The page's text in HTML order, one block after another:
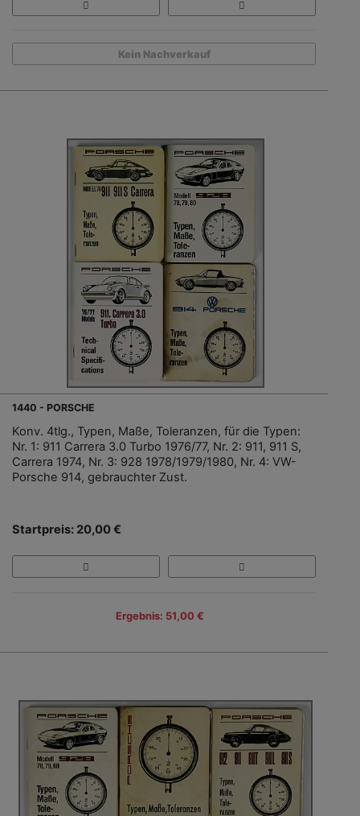
Kein Nachverkauf
1440 - PORSCHE
Konv. 4tlg., Typen, Maße, Toleranzen, für die Typen:
Nr. 1: 911 Carrera 3.0 Turbo 1976/77, Nr. 2: 911, 911 S,
Carrera 1974, Nr. 3: 928 1978/1979/1980, Nr. 4: VW-
Porsche 914, gebrauchter Zust.
Startpreis: 20,00 €
Ergebnis: 51,00 €